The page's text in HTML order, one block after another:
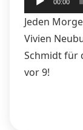
Player
00:00
Jeden
Vivien
Schmidt für
vor 9!